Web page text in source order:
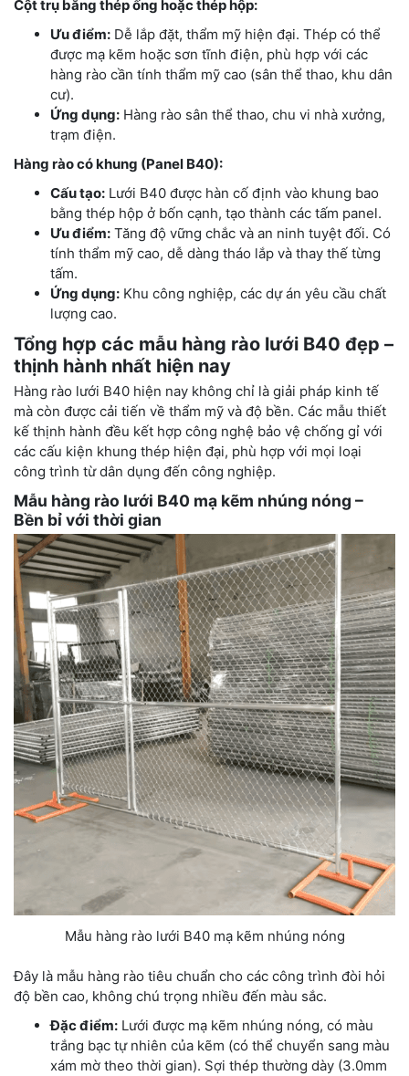
Cột trụ bằng thép ống hoặc thép hộp:
Ưu điểm: Dễ lắp đặt, thẩm mỹ hiện đại. Thép có thể
được mạ kẽm hoặc sơn tĩnh điện, phù hợp với các
hàng rào cần tính thẩm mỹ cao (sân thể thao, khu dân
cư).
Ứng dụng: Hàng rào sân thể thao, chu vi nhà xưởng,
trạm điện.
Hàng rào có khung (Panel B40):
Cấu tạo: Lưới B40 được hàn cố định vào khung bao
bằng thép hộp ở bốn cạnh, tạo thành các tấm panel.
Ưu điểm: Tăng độ vững chắc và an ninh tuyệt đối. Có
tính thẩm mỹ cao, dễ dàng tháo lắp và thay thế từng
tấm.
Ứng dụng: Khu công nghiệp, các dự án yêu cầu chất
lượng cao.
Tổng hợp các mẫu hàng rào lưới B40 đẹp –
thịnh hành nhất hiện nay
Hàng rào lưới B40 hiện nay không chỉ là giải pháp kinh tế
mà còn được cải tiến về thẩm mỹ và độ bền. Các mẫu thiết
kế thịnh hành đều kết hợp công nghệ bảo vệ chống gỉ với
các cấu kiện khung thép hiện đại, phù hợp với mọi loại
công trình từ dân dụng đến công nghiệp.
Mẫu hàng rào lưới B40 mạ kẽm nhúng nóng –
Bền bỉ với thời gian
Mẫu hàng rào lưới B40 mạ kẽm nhúng nóng
Đây là mẫu hàng rào tiêu chuẩn cho các công trình đòi hỏi
độ bền cao, không chú trọng nhiều đến màu sắc.
Đặc điểm: Lưới được mạ kẽm nhúng nóng, có màu
trắng bạc tự nhiên của kẽm (có thể chuyển sang màu
xám mờ theo thời gian). Sợi thép thường dày (3.0mm